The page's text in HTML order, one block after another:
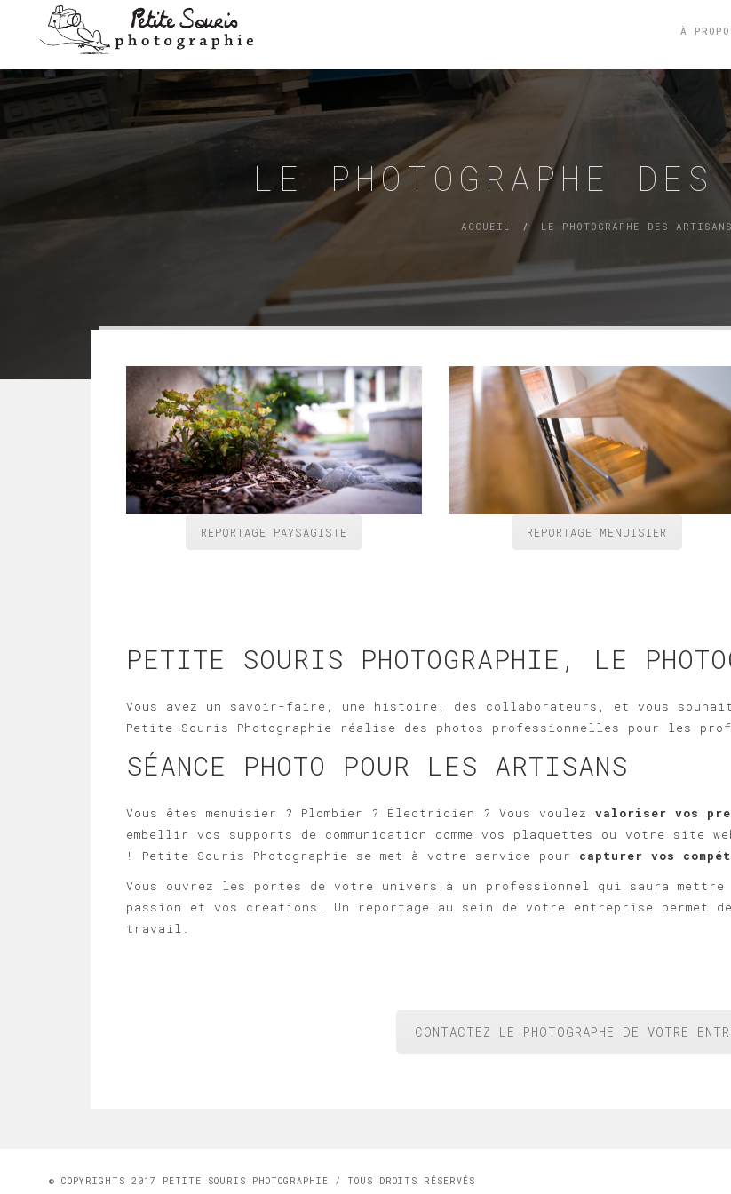
À
LE PHOTOGRAPHE
ACCUEIL LE PHOTOGRAPHE DES ARTISANS
REPORTAGE PAYSAGISTE REPORTAGE MENUISIER
PETITE SOURIS PHOTOGRAPHIE, LE
Vous avez un savoir-faire, une histoire, des collaborateurs, et vous
Petite Souris Photographie réalise des photos professionnelles pour les
SÉANCE PHOTO POUR LES ARTISANS
Vous êtes menuisier ? Plombier ? Électricien ? Vous voulez valoriser vos
embellir vos supports de communication comme vos plaquettes ou votre
! Petite Souris Photographie se met à votre service pour capturer vos
Vous ouvrez les portes de votre univers à un professionnel qui saura
passion et vos créations. Un reportage au sein de votre entreprise permet
travail.
CONTACTEZ LE PHOTOGRAPHE DE VOTRE
© COPYRIGHTS 2017 PETITE SOURIS PHOTOGRAPHIE / TOUS DROITS RÉSERVÉS